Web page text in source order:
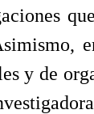
y de